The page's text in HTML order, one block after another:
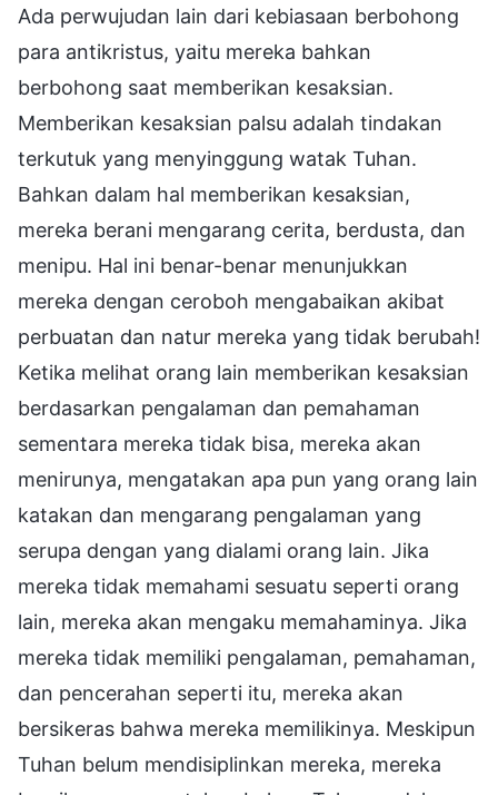
Ada perwujudan lain dari kebiasaan berbohong
para antikristus, yaitu mereka bahkan
berbohong saat memberikan kesaksian.
Memberikan kesaksian palsu adalah tindakan
terkutuk yang menyinggung watak Tuhan.
Bahkan dalam hal memberikan kesaksian,
mereka berani mengarang cerita, berdusta, dan
menipu. Hal ini benar-benar menunjukkan
mereka dengan ceroboh mengabaikan akibat
perbuatan dan natur mereka yang tidak berubah!
Ketika melihat orang lain memberikan kesaksian
berdasarkan pengalaman dan pemahaman
sementara mereka tidak bisa, mereka akan
menirunya, mengatakan apa pun yang orang lain
katakan dan mengarang pengalaman yang
serupa dengan yang dialami orang lain. Jika
mereka tidak memahami sesuatu seperti orang
lain, mereka akan mengaku memahaminya. Jika
mereka tidak memiliki pengalaman, pemahaman,
dan pencerahan seperti itu, mereka akan
bersikeras bahwa mereka memilikinya. Meskipun
Tuhan belum mendisiplinkan mereka, mereka